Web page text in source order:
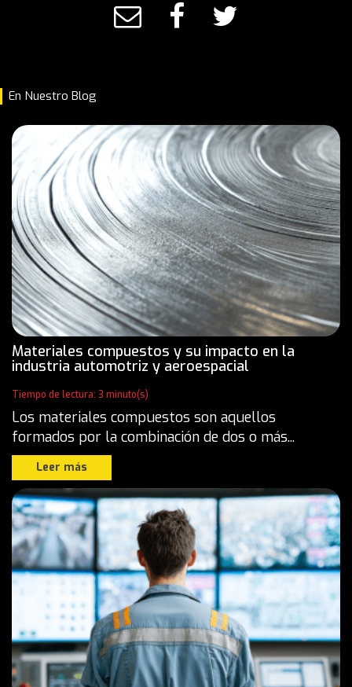
En Nuestro Blog
Materiales compuestos y su impacto en la
industria automotriz y aeroespacial
Tiempo de lectura: 3 minuto(s)
Los materiales compuestos son aquellos
formados por la combinación de dos o más...
Leer más